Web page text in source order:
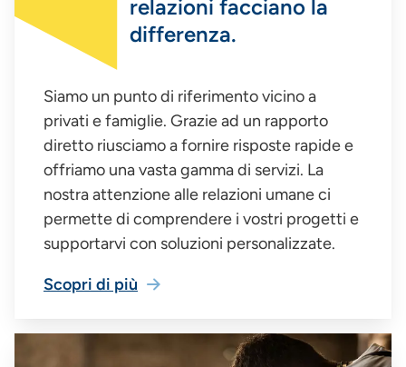
relazioni facciano la
differenza.
Siamo un punto di riferimento vicino a
privati e famiglie. Grazie ad un rapporto
diretto riusciamo a fornire risposte rapide e
offriamo una vasta gamma di servizi. La
nostra attenzione alle relazioni umane ci
permette di comprendere i vostri progetti e
supportarvi con soluzioni personalizzate.
Scopri di più